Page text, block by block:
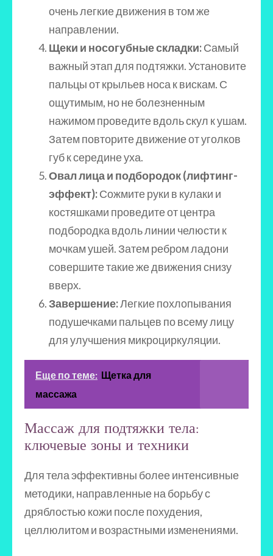
очень легкие движения в том же
направлении.
Щеки и носогубные складки:Самый
важный этап для подтяжки. Установите
пальцы от крыльев носа к вискам. С
ощутимым, но не болезненным
нажимом проведите вдоль скул к ушам.
Затем повторите движение от уголков
губ к середине уха.
Овал лица и подбородок (лифтинг-
эффект):Сожмите руки в кулаки и
костяшками проведите от центра
подбородка вдоль линии челюсти к
мочкам ушей. Затем ребром ладони
совершите такие же движения снизу
вверх.
Завершение:Легкие похлопывания
подушечками пальцев по всему лицу
для улучшения микроциркуляции.
Еще по теме: Щетка для
массажа
Массаж для подтяжки тела:
ключевые зоны и техники
Для тела эффективны более интенсивные
методики, направленные на борьбу с
дряблостью кожи после похудения,
целлюлитом и возрастными изменениями.